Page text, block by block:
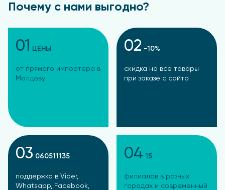
Почему с нами выгодно?
01 ЦЕНЫ
от прямого импортера в
Молдову
02 -10%
скидка на все товары
при заказе с сайта
03 060511135
поддержка в Viber,
Whatsapp, Facebook,
04 15
филиалов в разных
городах и современный